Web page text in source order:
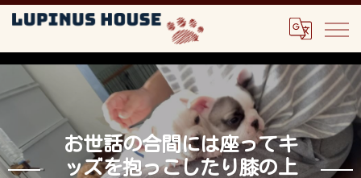
お世話の合間には座ってキ
ッズを抱っこしたり膝の上